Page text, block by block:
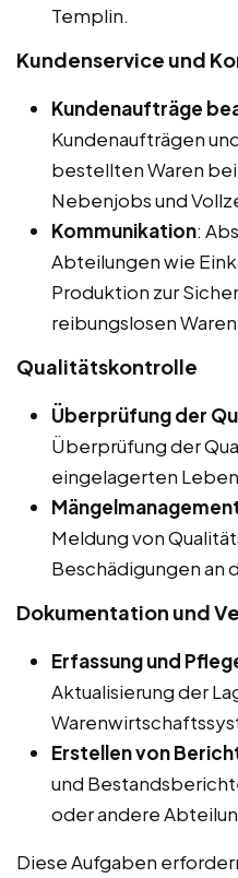
Templin.
Kundenservice und
Kundenaufträge
Kundenaufträgen
bestellten Waren
Nebenjobs und
Kommunikation:
Abteilungen wie
Produktion zur
reibungslosen
Qualitätskontrolle
Überprüfung der
Überprüfung der
eingelagerten
Meldung von
Beschädigungen an
Dokumentation und
Erfassung und
Aktualisierung der
Erstellen von
und
oder andere
Diese Aufgaben